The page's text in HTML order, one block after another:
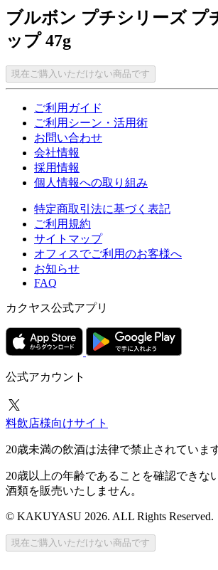
ブルボン プチシリーズ プ
ップ 47g
現在ご購入いただけない商品です
ご利用ガイド
ご利用シーン・活用術
お問い合わせ
会社情報
採用情報
個人情報への取り組み
特定商取引法に基づく表記
ご利用規約
サイトマップ
オフィスでご利用のお客様へ
お知らせ
FAQ
カクヤス公式アプリ
公式アカウント
料飲店様向けサイト
20歳未満の飲酒は法律で禁止されていま
20歳以上の年齢であることを確認できな
酒類を販売いたしません。
© KAKUYASU 2026. ALL Rights Reserved.
現在ご購入いただけない商品です